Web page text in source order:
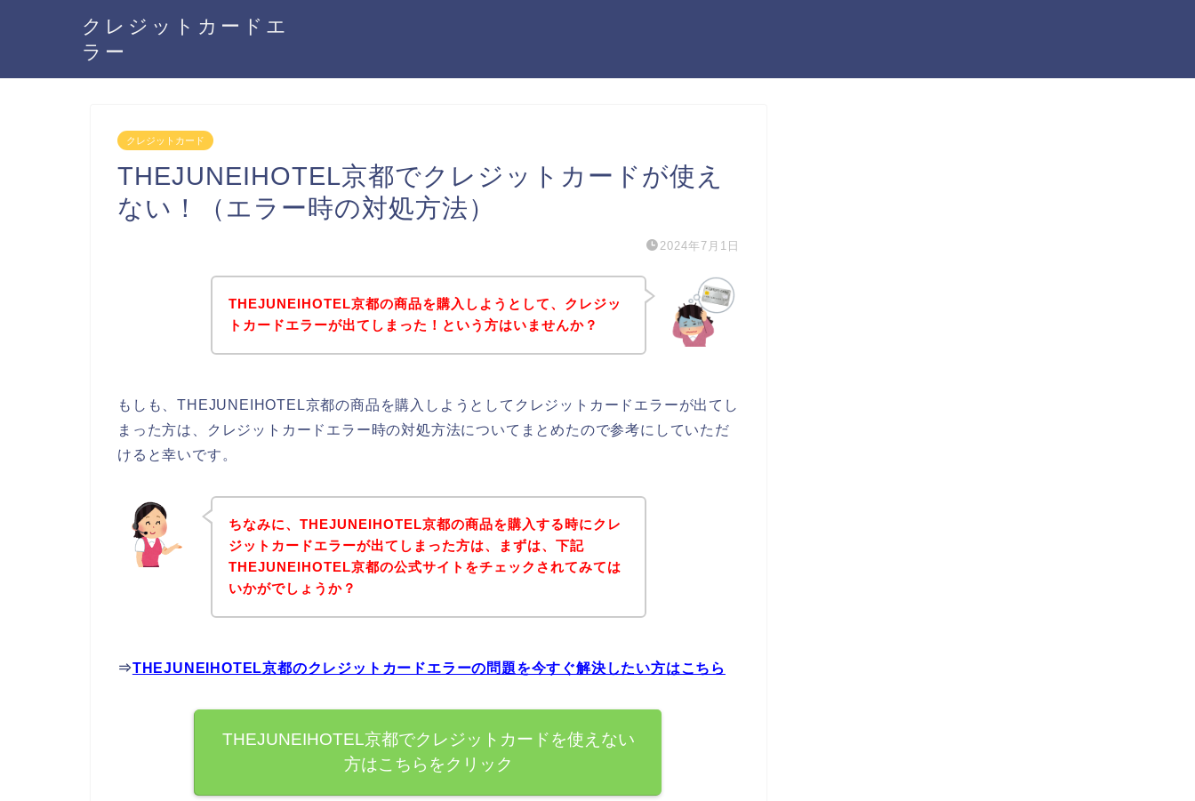
クレジットカードエ
ラー
クレジットカード
THEJUNEIHOTEL京都でクレジットカードが使え
ない！（エラー時の対処方法）
2024年7月1日
THEJUNEIHOTEL京都の商品を購入しようとして、クレジッ
トカードエラーが出てしまった！という方はいませんか？
もしも、THEJUNEIHOTEL京都の商品を購入しようとしてクレジットカードエラーが出てし
まった方は、クレジットカードエラー時の対処方法についてまとめたので参考にしていただ
けると幸いです。
ちなみに、THEJUNEIHOTEL京都の商品を購入する時にクレ
ジットカードエラーが出てしまった方は、まずは、下記
THEJUNEIHOTEL京都の公式サイトをチェックされてみては
いかがでしょうか？
⇒THEJUNEIHOTEL京都のクレジットカードエラーの問題を今すぐ解決したい方はこちら
THEJUNEIHOTEL京都でクレジットカードを使えない
方はこちらをクリック